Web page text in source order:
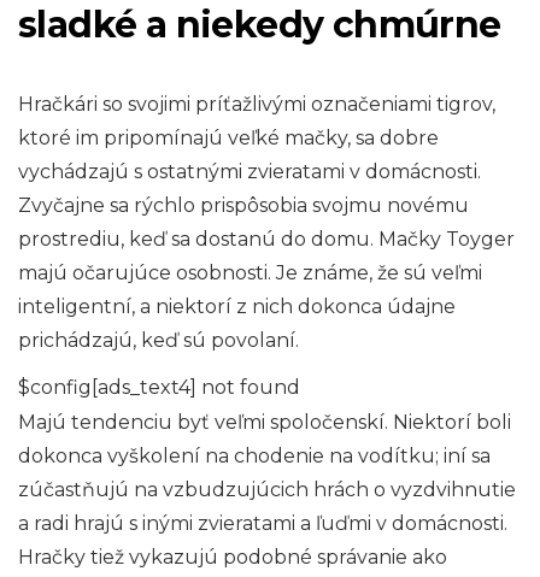
sladké a niekedy chmúrne
Hračkári so svojimi príťažlivými označeniami tigrov,
ktoré im pripomínajú veľké mačky, sa dobre
vychádzajú s ostatnými zvieratami v domácnosti.
Zvyčajne sa rýchlo prispôsobia svojmu novému
prostrediu, keď sa dostanú do domu. Mačky Toyger
majú očarujúce osobnosti. Je známe, že sú veľmi
inteligentní, a niektorí z nich dokonca údajne
prichádzajú, keď sú povolaní.
$config[ads_text4] not found
Majú tendenciu byť veľmi spoločenskí. Niektorí boli
dokonca vyškolení na chodenie na vodítku; iní sa
zúčastňujú na vzbudzujúcich hrách o vyzdvihnutie
a radi hrajú s inými zvieratami a ľuďmi v domácnosti.
Hračky tiež vykazujú podobné správanie ako